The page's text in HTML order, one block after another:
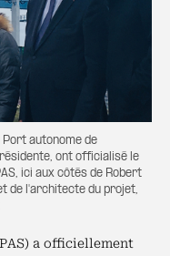
autonome de
ont officialisé le
ici aux côtés de Robert
de l'architecte du projet,
a officiellement